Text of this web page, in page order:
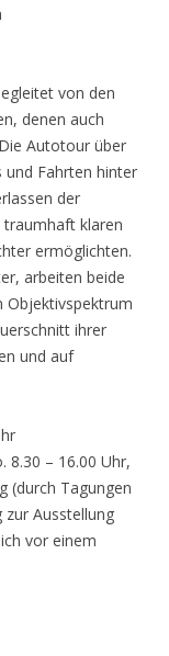
von den
denen auch
Autotour über
und Fahrten hinter
der
klaren
ermöglichten.
arbeiten beide
Objektivspektrum
ihrer
und auf
8.30 – 16.00 Uhr,
(durch Tagungen
zur Ausstellung
vor einem